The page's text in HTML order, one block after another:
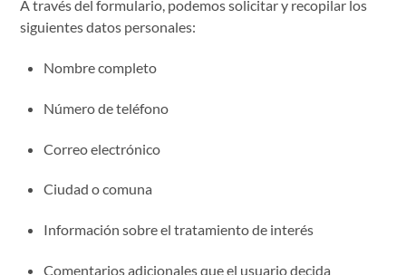
A través del formulario, podemos solicitar y recopilar los
siguientes datos personales:
Nombre completo
Número de teléfono
Correo electrónico
Ciudad o comuna
Información sobre el tratamiento de interés
Comentarios adicionales que el usuario decida